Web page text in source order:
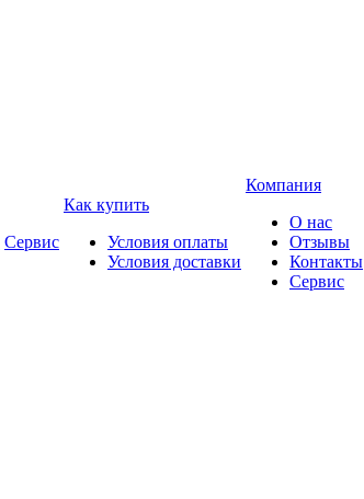
Сервис
Как купить
Условия оплаты
Условия доставки
Компания
О нас
Отзывы
Контакты
Сервис